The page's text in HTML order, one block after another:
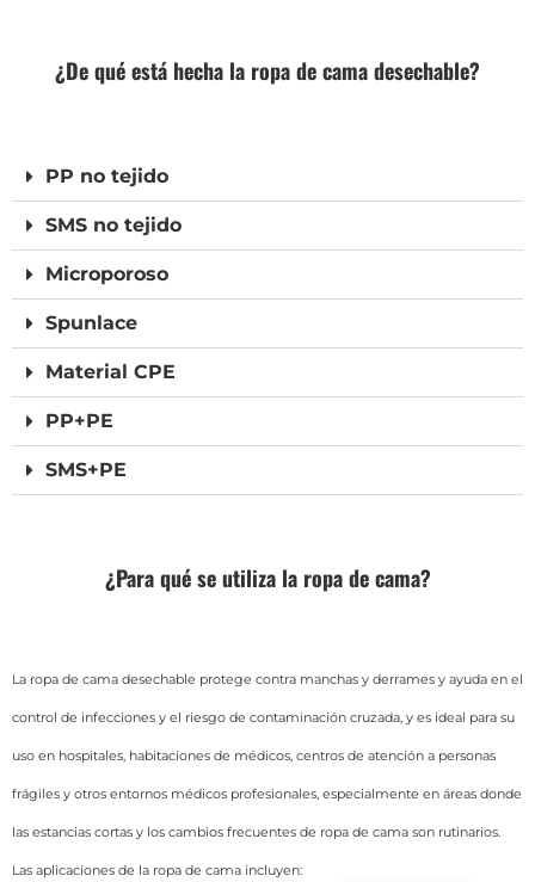
¿De qué está hecha la ropa de cama desechable?
PP no tejido
SMS no tejido
Microporoso
Spunlace
Material CPE
PP+PE
SMS+PE
¿Para qué se utiliza la ropa de cama?
La ropa de cama desechable protege contra manchas y derrames y ayuda en el
control de infecciones y el riesgo de contaminación cruzada, y es ideal para su
uso en hospitales, habitaciones de médicos, centros de atención a personas
frágiles y otros entornos médicos profesionales, especialmente en áreas donde
las estancias cortas y los cambios frecuentes de ropa de cama son rutinarios.
Las aplicaciones de la ropa de cama incluyen: